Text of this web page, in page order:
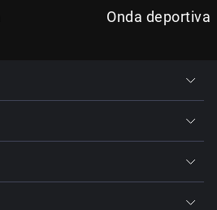
Onda deportiva